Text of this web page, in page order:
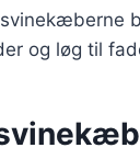
og løg til